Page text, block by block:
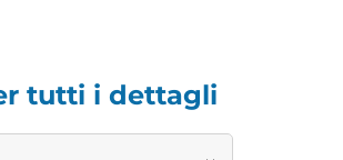
tutti i dettagli